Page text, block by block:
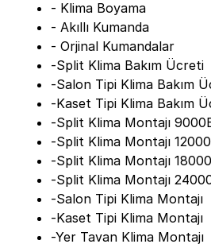
- Klima Boyama
- Akıllı Kumanda
- Orjinal Kumandalar
-Split Klima Bakım Ücreti
-Salon Tipi Klima Bakım
-Kaset Tipi Klima Bakım
-Split Klima Montajı
-Split Klima Montajı
-Split Klima Montajı
-Split Klima Montajı
-Salon Tipi Klima Montajı
-Kaset Tipi Klima Montajı
-Yer Tavan Klima Montajı